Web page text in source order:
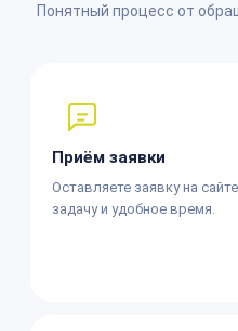
Понятный процесс от
Приём заявки
Оставляете заявку на
задачу и удобное время.